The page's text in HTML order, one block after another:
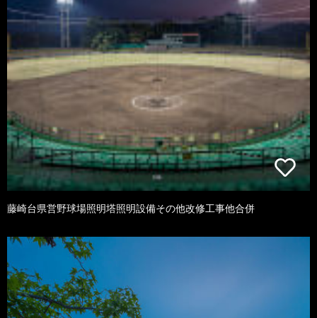
藤崎台県営野球場照明塔照明設備その他改修工事他合併